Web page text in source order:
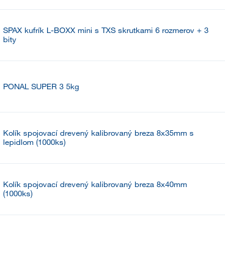
SPAX kufrík L-BOXX mini s TXS skrutkami 6 rozmerov + 3
bity
PONAL SUPER 3 5kg
Kolík spojovací drevený kalibrovaný breza 8x35mm s
lepidlom (1000ks)
Kolík spojovací drevený kalibrovaný breza 8x40mm
(1000ks)